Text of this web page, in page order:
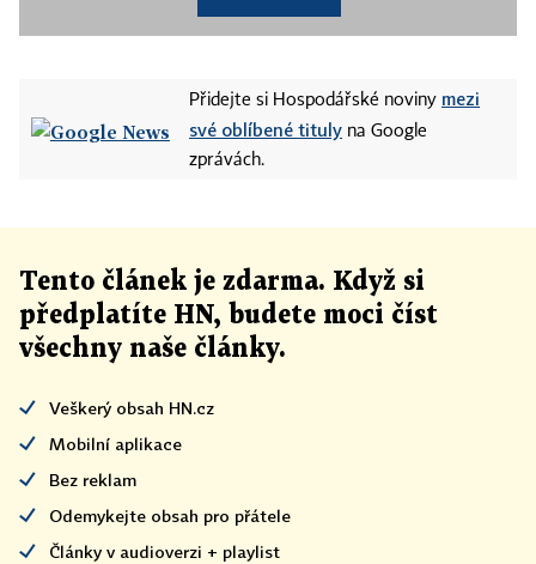
Přidejte si Hospodářské noviny mezi
své oblíbené tituly na Google
zprávách.
Tento článek je zdarma. Když si
předplatíte HN, budete moci číst
všechny naše články.
Veškerý obsah HN.cz
Mobilní aplikace
Bez reklam
Odemykejte obsah pro přátele
Články v audioverzi + playlist